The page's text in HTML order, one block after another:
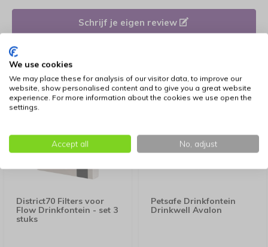
Schrijf je eigen review
Vergelijkbare producten
District70 Filters voor
Flow Drinkfontein - set 3
stuks
Petsafe Drinkfontein
Drinkwell Avalon
We use cookies
We may place these for analysis of our visitor data, to improve our
website, show personalised content and to give you a great website
experience. For more information about the cookies we use open the
settings.
Accept all No, adjust